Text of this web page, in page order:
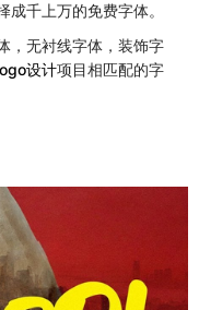
千上万的免费字体。
，无衬线字体，装饰字
设计项目相匹配的字